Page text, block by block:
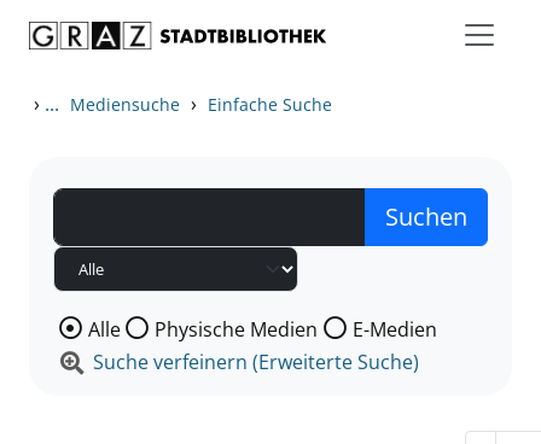
› ... Mediensuche › Einfache Suche
Wählen Sie die Medienart nach der Sie suchen wollen.
Alle Physische Medien
E-Medien
Suche verfeinern (Erweiterte Suche)